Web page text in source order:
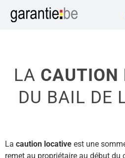
LA CAUTION
DU BAIL DE
La caution locative est une
remet au propriétaire au début du